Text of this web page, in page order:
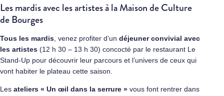
Les mardis avec les artistes à la Maison de Culture
de Bourges
Tous les mardis , venez profiter d’un déjeuner convivial avec
les artistes (12 h 30 – 13 h 30) concocté par le restaurant Le
Stand-Up pour découvrir leur parcours et l’univers de ceux qui
vont habiter le plateau cette saison.
Les ateliers « Un œil dans la serrure » vous font rentrer dans